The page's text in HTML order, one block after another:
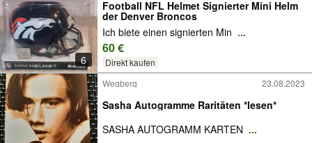
6
Football NFL Helmet Signierter Mini Helm
der Denver Broncos
Ich biete einen signierten Min ...
60 €
Direkt kaufen
Wegberg 23.08.2023
Sasha Autogramme Raritäten *lesen*
SASHA AUTOGRAMM KARTEN ...